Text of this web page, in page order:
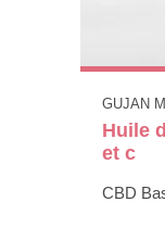
GUJAN
Huile
et c
CBD